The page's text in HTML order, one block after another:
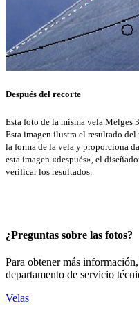
Después del recorte
Esta foto de la misma vela Melges
Esta imagen ilustra el resultado
la forma de la vela y proporciona
esta imagen «después», el
verificar los resultados.
¿Preguntas sobre las fotos?
Para obtener más
departamento de servicio
Velas